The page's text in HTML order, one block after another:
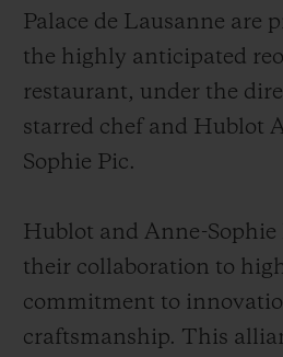
Palace de Lausanne are
the highly anticipated
restaurant, under the
starred chef and Hublot
Sophie Pic.
Hublot and Anne-Sophie
their collaboration to
commitment to
craftsmanship. This
예상 배송일
무료 배송 & 반품
안전한 결제